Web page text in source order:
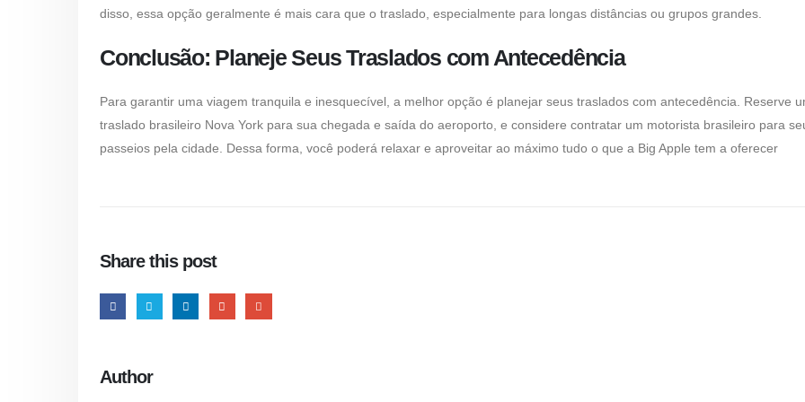
disso, essa opção geralmente é mais cara que o traslado, especialmente para longas distâncias ou grupos grandes.
Conclusão: Planeje Seus Traslados com Antecedência
Para garantir uma viagem tranquila e inesquecível, a melhor opção é planejar seus traslados com antecedência. Reserve
traslado brasileiro Nova York para sua chegada e saída do aeroporto, e considere contratar um motorista brasileiro para
passeios pela cidade. Dessa forma, você poderá relaxar e aproveitar ao máximo tudo o que a Big Apple tem a oferecer
Share this post
Author